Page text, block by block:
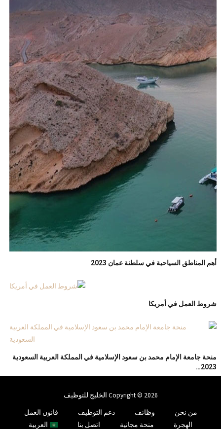
أهم المناطق السياحية في سلطنة عمان 2023
شروط العمل في أمريكا
منحة جامعة الإمام محمد بن سعود الإسلامية في المملكة العربية السعودية
2023…
Copyright © 2026 الخليج للتوظيف
من نحن وظائف دعم التوظيف
قانون العمل
الهجرة
منحة مجانية اتصل بنا العربية